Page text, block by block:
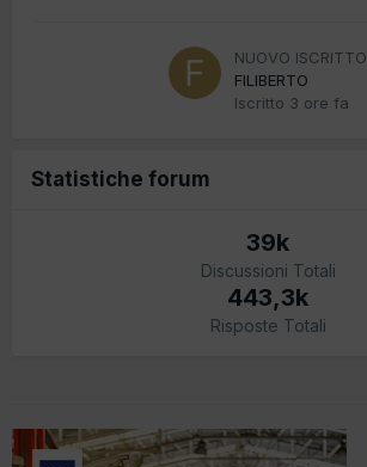
NUOVO ISCRITTO
FILIBERTO
Iscritto 3 ore fa
Statistiche forum
39k
Discussioni Totali
443,3k
Risposte Totali